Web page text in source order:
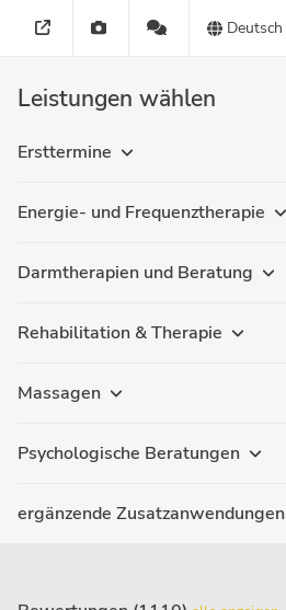
Deutsch
Leistungen wählen
Ersttermine
Energie- und Frequenztherapie
Darmtherapien und Beratung
Rehabilitation & Therapie
Massagen
Psychologische Beratungen
ergänzende Zusatzanwendungen